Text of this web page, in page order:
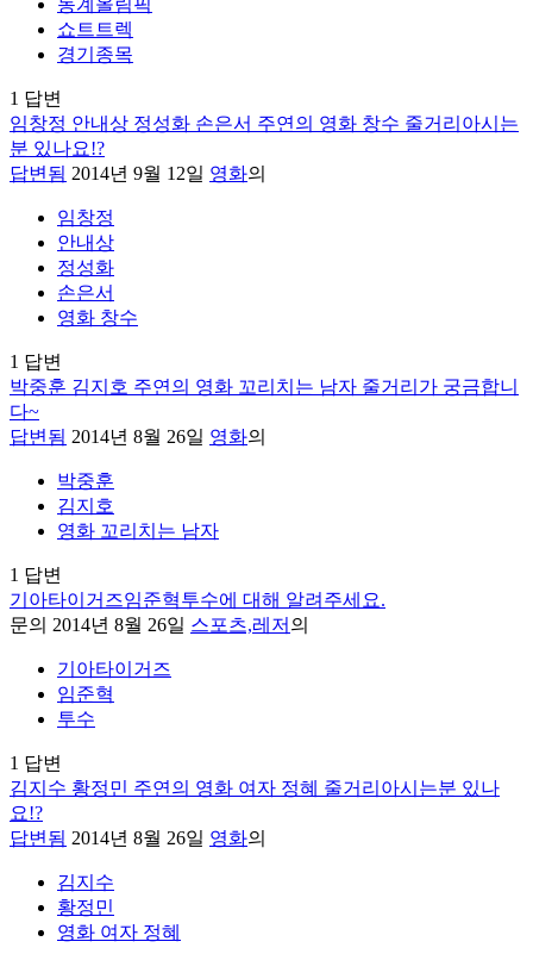
쇼트트렉
경기종목
1 답변
임창정 안내상 정성화 손은서 주연의 영화 창수 줄거리아시는
분 있나요!?
답변됨 2014년 9월 12일 영화의
임창정
안내상
정성화
손은서
영화 창수
1 답변
박중훈 김지호 주연의 영화 꼬리치는 남자 줄거리가 궁금합니
다~
답변됨 2014년 8월 26일 영화의
박중훈
김지호
영화 꼬리치는 남자
1 답변
기아타이거즈임준혁투수에 대해 알려주세요.
문의 2014년 8월 26일 스포츠,레저 의
기아타이거즈
임준혁
투수
1 답변
김지수 황정민 주연의 영화 여자 정혜 줄거리아시는분 있나
요!?
답변됨 2014년 8월 26일 영화의
김지수
황정민
영화 여자 정혜